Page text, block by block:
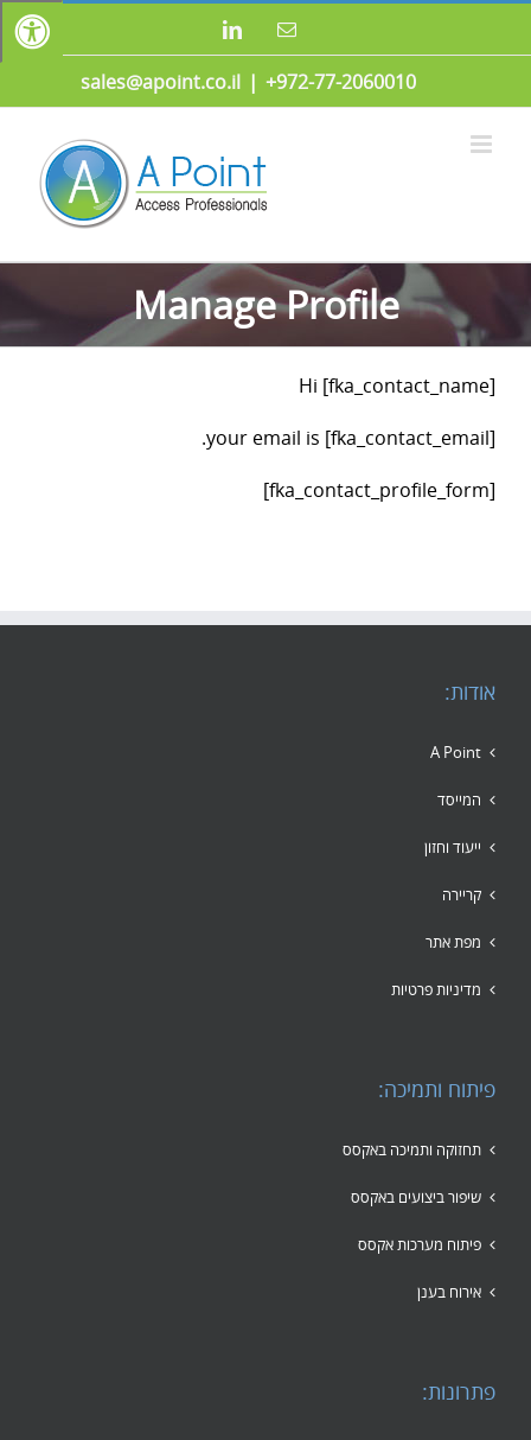
כתובת LinkedIn
972-77-2060010+
|
sales@apoint.co.il
Manage Profile
Hi [fka_contact_name]
your email is [fka_contact_email].
[fka_contact_profile_form]
אודות:
A Point
המייסד
ייעוד וחזון
קריירה
מפת אתר
מדיניות פרטיות
פיתוח ותמיכה:
תחזוקה ותמיכה באקסס
שיפור ביצועים באקסס
פיתוח מערכות אקסס
אירוח בענן
פתרונות: